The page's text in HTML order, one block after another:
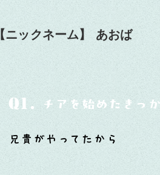
【ニックネーム】 あおば
Q1. チアを始めたきっ
兄貴がやってたから